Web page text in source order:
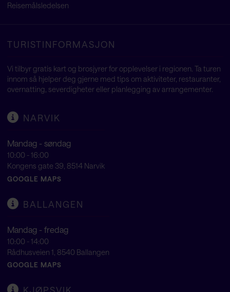
Reisemålsledelsen
TURISTINFORMASJON
Vi tilbyr gratis kart og brosjyrer for opplevelser i regionen. Ta turen
innom så hjelper deg gjerne med tips om aktiviteter, restauranter,
overnatting, severdigheter eller planlegging av arrangementer.
NARVIK
Mandag - søndag
10:00 - 16:00
Kongens gate 39, 8514 Narvik
GOOGLE MAPS
BALLANGEN
Mandag - fredag
10:00 - 14:00
Rådhusveien 1, 8540 Ballangen
GOOGLE MAPS